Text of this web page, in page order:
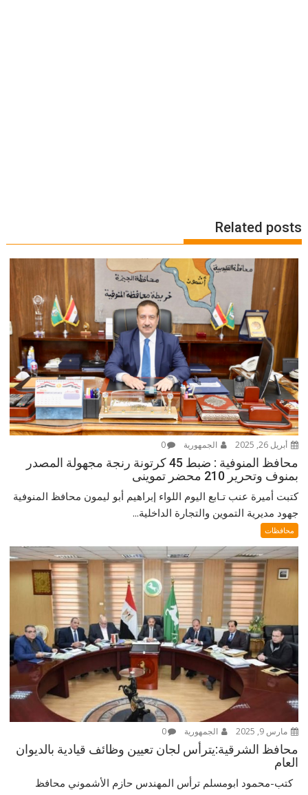
Related posts
أبريل 26, 2025 الجمهورية 0
محافظ المنوفية : ضبط 45 كرتونة رنجة مجهولة المصدر
بمنوف وتحرير 210 محضر تموينى
كتبت أميرة عنب تـابع اليوم اللواء إبراهيم أبو ليمون محافظ المنوفية
جهود مديرية التموين والتجارة الداخلية...
محافظات
مارس 9, 2025 الجمهورية 0
محافظ الشرقية:يترأس لجان تعيين وظائف قيادية بالديوان
العام
كتب-محمود ابومسلم ترأس المهندس حازم الأشموني محافظ